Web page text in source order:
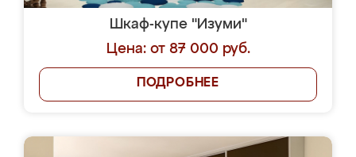
Шкаф-купе "Изуми"
Цена: от 87 000 руб.
ПОДРОБНЕЕ